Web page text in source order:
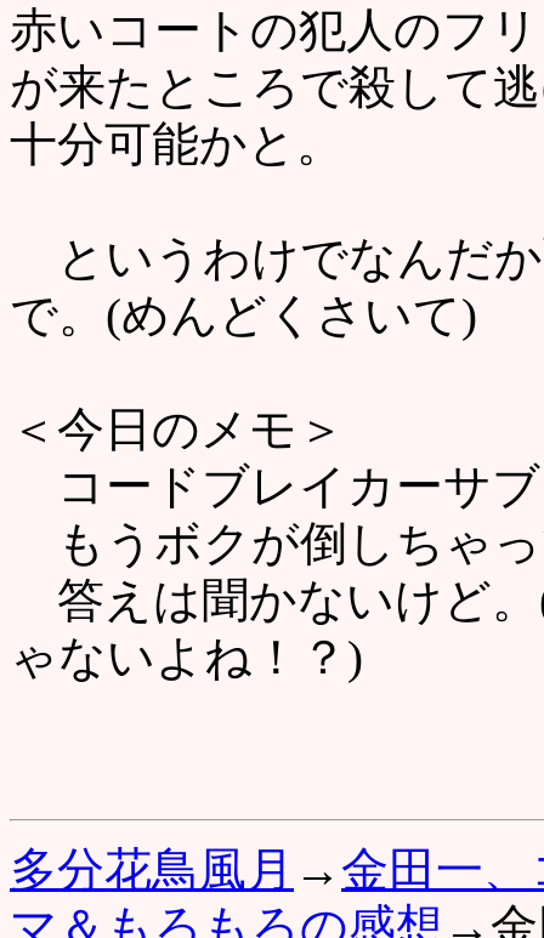
赤いコートの犯人のフ
が来たところで殺して
十分可能かと。
というわけでなんだ
で。(めんどくさいて)
＜今日のメモ＞
コードブレイカーサ
もうボクが倒しちゃ
答えは聞かないけど
ゃないよね！？)
多分花鳥風月 → 金田一
マ＆もろもろの感想 →金